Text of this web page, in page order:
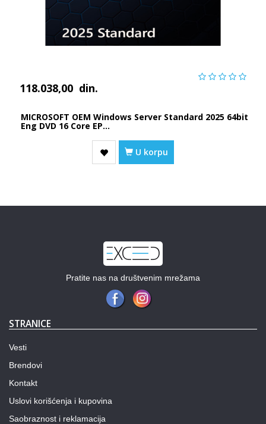
118.038,00 din.
MICROSOFT OEM Windows Server Standard 2025 64bit
Eng DVD 16 Core EP...
U korpu
Pratite nas na društvenim mrežama
STRANICE
Vesti
Brendovi
Kontakt
Uslovi korišćenja i kupovina
Saobraznost i reklamacija